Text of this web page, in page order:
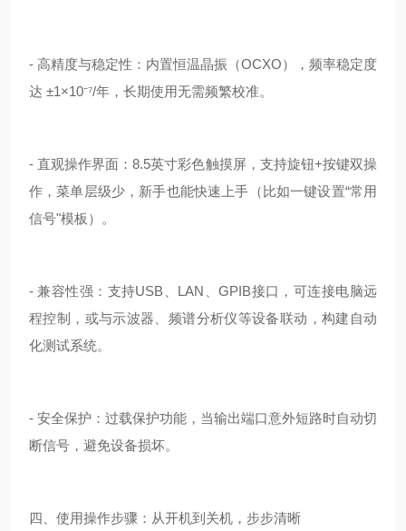
- 高精度与稳定性：内置恒温晶振（OCXO），频率稳定度
达 ±1×10⁻⁷/年，长期使用无需频繁校准。
- 直观操作界面：8.5英寸彩色触摸屏，支持旋钮+按键双操
作，菜单层级少，新手也能快速上手（比如一键设置“常用
信号"模板）。
- 兼容性强：支持USB、LAN、GPIB接口，可连接电脑远
程控制，或与示波器、频谱分析仪等设备联动，构建自动
化测试系统。
- 安全保护：过载保护功能，当输出端口意外短路时自动切
断信号，避免设备损坏。
四、使用操作步骤：从开机到关机，步步清晰